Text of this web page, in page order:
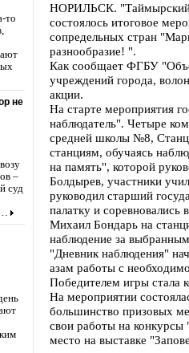
то
не
–
суд
НОРИЛЬСК. "Таймырский
состоялось итоговое
сопредельных стран
разнообразие! ".
Как сообщает ФГБУ
учреждений города,
акции.
На старте мероприятия
наблюдатель". Четыре
средней школы №8,
станциям, обучаясь
на память", которой
Болдырев, участники
руководил старший
палатку и
Михаил Бондарь на
наблюдение за
"Дневник наблюдения"
азам работы с
Победителем игры
На мероприятии
большинство призовых
свои работы на
место на выставке